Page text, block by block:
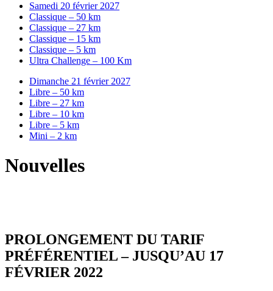
Samedi 20 février 2027
Classique – 50 km
Classique – 27 km
Classique – 15 km
Classique – 5 km
Ultra Challenge – 100 Km
Dimanche 21 février 2027
Libre – 50 km
Libre – 27 km
Libre – 10 km
Libre – 5 km
Mini – 2 km
Nouvelles
PROLONGEMENT DU TARIF
PRÉFÉRENTIEL – JUSQU’AU 17
FÉVRIER 2022